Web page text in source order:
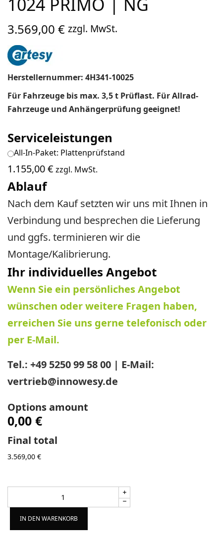
3.569,00€ zzgl. MwSt.
Herstellernummer: 4H341-10025
Für Fahrzeuge bis max. 3,5 t Prüflast. Für Allrad-
Fahrzeuge und Anhängerprüfung geeignet!
Serviceleistungen
All-In-Paket: Plattenprüfstand
1.155,00€ zzgl. MwSt.
Ablauf
Nach dem Kauf setzten wir uns mit Ihnen in
Verbindung und besprechen die Lieferung
und ggfs. terminieren wir die
Montage/Kalibrierung.
Ihr individuelles Angebot
Wenn Sie ein persönliches Angebot
wünschen oder weitere Fragen haben,
erreichen Sie uns gerne telefonisch oder
per E-Mail.
Tel.:+49 5250 99 58 00 | E-Mail:
vertrieb@innowesy.de
Options amount
0,00 €
Final total
3.569,00 €
IN DEN WARENKORB